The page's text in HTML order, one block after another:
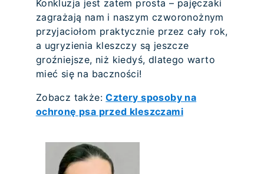
Konkluzja jest zatem prosta – pajęczaki
zagrażają nam i naszym czworonożnym
przyjaciołom praktycznie przez cały rok,
a ugryzienia kleszczy są jeszcze
groźniejsze, niż kiedyś, dlatego warto
mieć się na baczności!
Zobacz także:Cztery sposoby na
ochronę psa przed kleszczami